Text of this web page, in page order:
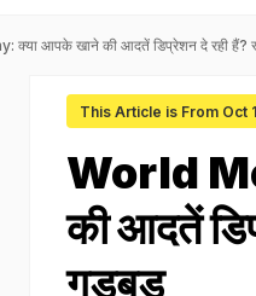
आपके खाने की आदतें डिप्रेशन दे रही हैं?
This Article is From Oct
World
की आदतें
गड़बड़